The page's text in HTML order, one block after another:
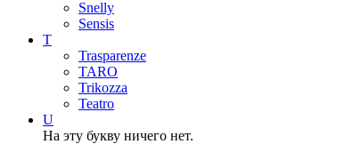
Snelly
Sensis
T
Trasparenze
TARO
Trikozza
Teatro
U
На эту букву ничего нет.